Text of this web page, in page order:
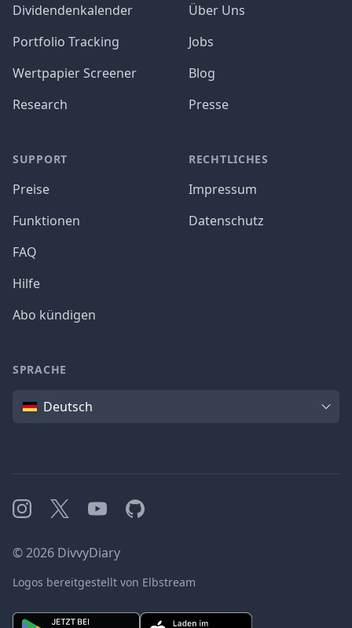
Dividendenkalender
Portfolio Tracking
Wertpapier Screener
Research
SUPPORT
Preise
Funktionen
FAQ
Hilfe
Abo kündigen
Über Uns
Jobs
Blog
Presse
RECHTLICHES
Impressum
Datenschutz
SPRACHE
SpracheDeutsch
Instagram
X YouTubeGitHub
©2026 DivvyDiary
Logos bereitgestellt von Elbstream